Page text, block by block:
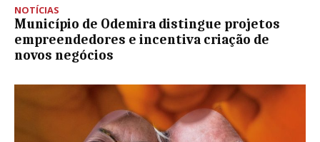
NOTÍCIAS
Município de Odemira distingue projetos
empreendedores e incentiva criação de
novos negócios